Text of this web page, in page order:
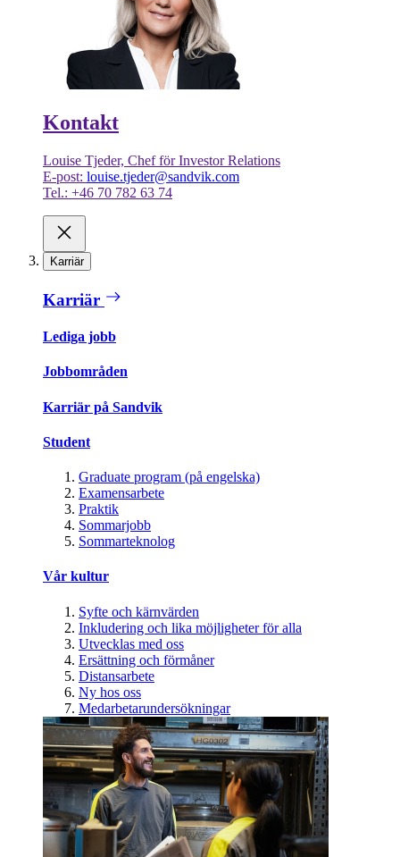
Kontakt
Louise Tjeder, Chef för Investor Relations
E-post: louise.tjeder@sandvik.com
Tel.: +46 70 782 63 74
Karriär
Karriär
Lediga jobb
Jobbområden
Karriär på Sandvik
Student
Graduate program (på engelska)
Examensarbete
Praktik
Sommarjobb
Sommarteknolog
Vår kultur
Syfte och kärnvärden
Inkludering och lika möjligheter för alla
Utvecklas med oss
Ersättning och förmåner
Distansarbete
Ny hos oss
Medarbetarundersökningar